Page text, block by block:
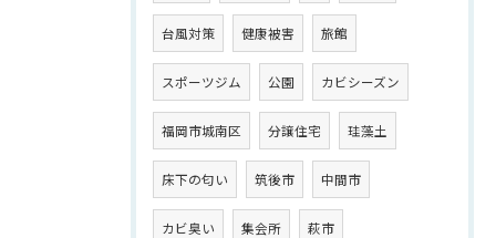
台風対策 健康被害 旅館
スポーツジム 公園 カビシーズン
福岡市城南区 分譲住宅 珪藻土
床下の匂い 筑後市 中間市
カビ臭い 集会所 萩市